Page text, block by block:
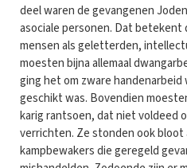
deel waren de gevangenen
asociale personen. Dat betekent
mensen als geletterden,
moesten bijna allemaal
ging het om zware
geschikt was. Bovendien
karig rantsoen, dat niet voldeed
verrichten. Ze stonden ook bloot
kampbewakers die geregeld